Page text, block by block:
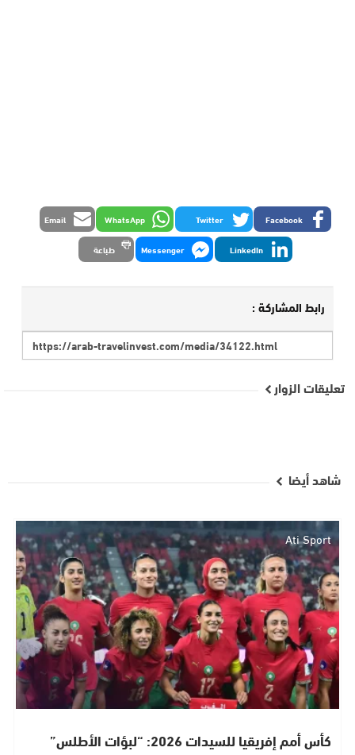
Facebook
Twitter
WhatsApp
Email
LinkedIn
Messenger طباعة
رابط المشاركة :
تعليقات الزوار
شاهد أيضا
Ati Sport
كأس أمم إفريقيا للسيدات 2026: “لبؤات الأطلس”